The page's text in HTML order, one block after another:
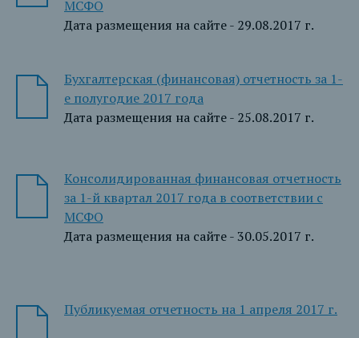
МСФО
Дата размещения на сайте - 29.08.2017 г.
Бухгалтерская (финансовая) отчетность за 1-
е полугодие 2017 года
Дата размещения на сайте - 25.08.2017 г.
Консолидированная финансовая отчетность
за 1-й квартал 2017 года в соответствии с
МСФО
Дата размещения на сайте - 30.05.2017 г.
Публикуемая отчетность на 1 апреля 2017 г.